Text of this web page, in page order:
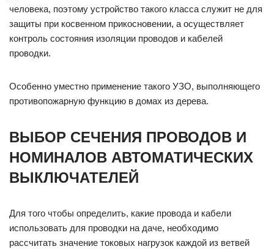
человека, поэтому устройство такого класса служит не для
защиты при косвенном прикосновении, а осуществляет
контроль состояния изоляции проводов и кабелей
проводки.
Особенно уместно применение такого УЗО, выполняющего
противопожарную функцию в домах из дерева.
ВЫБОР СЕЧЕНИЯ ПРОВОДОВ И
НОМИНАЛОВ АВТОМАТИЧЕСКИХ
ВЫКЛЮЧАТЕЛЕЙ
Для того чтобы определить, какие провода и кабели
использовать для проводки на даче, необходимо
рассчитать значение токовых нагрузок каждой из ветвей